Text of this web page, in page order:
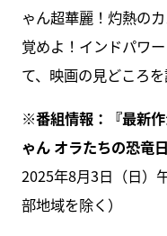
ゃん超華麗！灼熱の
覚めよ！インドパワ
て、映画の見どころ
※番組情報：『最新
ゃん オラたちの恐竜
2025年8月3日（日）
部地域を除く）